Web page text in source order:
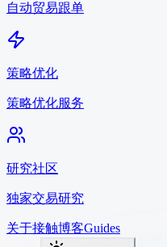
自动贸易跟单
策略优化
策略优化服务
研究社区
独家交易研究
关于接触博客Guides